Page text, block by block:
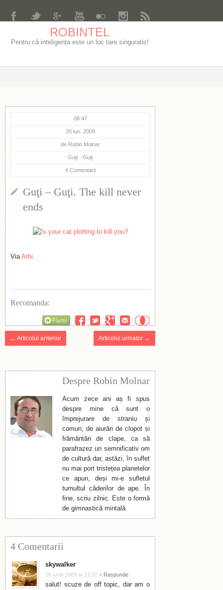
ROBINTEL
Pentru că inteligența este un loc tare singuratic!
08:47
26 iun. 2009
de Robin Molnar
Guţi - Guţi
4 Comentarii
Guţi – Guţi. The kill never
ends
ViaArhi.
Recomanda:
← Articolul anterior Articolul urmator →
Despre Robin Molnar
Acum zece ani aș fi spus
despre mine că sunt o
împrejurare de straniu și
comun, de aiurări de clopot și
frământări de clape, ca să
parafrazez un semnificativ om
de cultură dar, astăzi, în suflet
nu mai port tristețea planetelor
ce apun, deși mi-e sufletul
tumultul căderilor de ape. În
fine, scriu zilnic. Este o formă
de gimnastică mintală.
4 Comentarii
skywalker
26 iunie 2009 la 13:02 - Raspunde
salut! scuze de off topic, dar am o